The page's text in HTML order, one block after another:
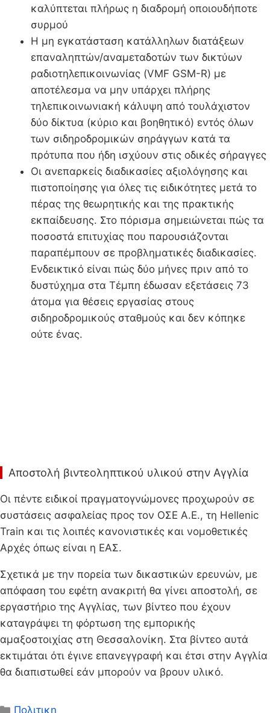
καλύπτεται πλήρως η διαδρομή οποιουδήποτε
συρμού
Η μη εγκατάσταση κατάλληλων διατάξεων
επαναληπτών/αναμεταδοτών των δικτύων
ραδιοτηλεπικοινωνίας (VMF GSM-R) με
αποτέλεσμα να μην υπάρχει πλήρης
τηλεπικοινωνιακή κάλυψη από τουλάχιστον
δύο δίκτυα (κύριο και βοηθητικό) εντός όλων
των σιδηροδρομικών σηράγγων κατά τα
πρότυπα που ήδη ισχύουν στις οδικές σήραγγες
Οι ανεπαρκείς διαδικασίες αξιολόγησης και
πιστοποίησης για όλες τις ειδικότητες μετά το
πέρας της θεωρητικής και της πρακτικής
εκπαίδευσης. Στο πόρισμa σημειώνεται πώς τα
ποσοστά επιτυχίας που παρουσιάζονται
παραπέμπουν σε προβληματικές διαδικασίες.
Ενδεικτικό είναι πώς δύο μήνες πριν από το
δυστύχημα στα Τέμπη έδωσαν εξετάσεις 73
άτομα για θέσεις εργασίας στους
σιδηροδρομικούς σταθμούς και δεν κόπηκε
ούτε ένας.
Αποστολή βιντεοληπτικού υλικού στην Αγγλία
Οι πέντε ειδικοί πραγματογνώμονες προχωρούν σε
συστάσεις ασφαλείας προς τον ΟΣΕ Α.Ε., τη Hellenic
Train και τις λοιπές κανονιστικές και νομοθετικές
Αρχές όπως είναι η ΕΑΣ.
Σχετικά με την πορεία των δικαστικών ερευνών, με
απόφαση του εφέτη ανακριτή θα γίνει αποστολή, σε
εργαστήριο της Αγγλίας, των βίντεο που έχουν
καταγράψει τη φόρτωση της εμπορικής
αμαξοστοιχίας στη Θεσσαλονίκη. Στα βίντεο αυτά
εκτιμάται ότι έγινε επανεγγραφή και έτσι στην Αγγλία
θα διαπιστωθεί εάν μπορούν να βρουν υλικό.
Κατηγορίες
Πολιτικη